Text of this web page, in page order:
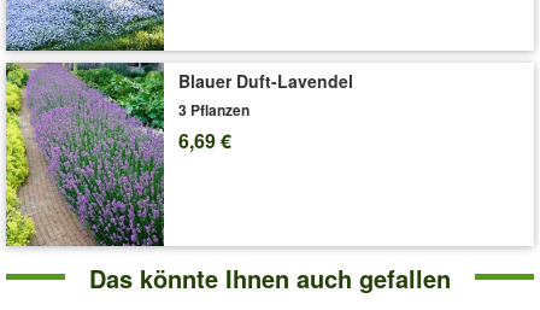
Blauer Duft-Lavendel
3 Pflanzen
6,69 €
Das könnte Ihnen auch gefallen